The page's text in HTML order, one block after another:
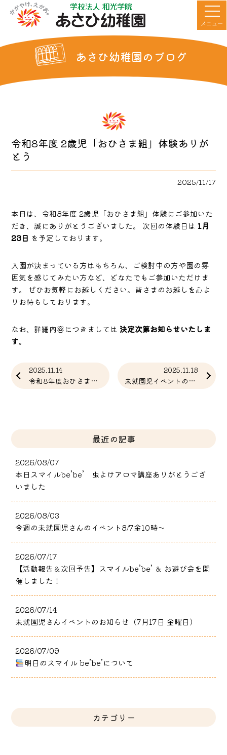
メニュー
あさひ幼稚園のブログ
令和8年度 2歳児「おひさま組」体験ありが
とう
2025/11/17
本日は、令和8年度 2歳児「おひさま組」体験にご参加いた
だき、誠にありがとうございました。 次回の体験日は1月
23日 を予定しております。
入園が決まっている方はもちろん、ご検討中の方や園の雰
囲気を感じてみたい方など、どなたでもご参加いただけま
す。 ぜひお気軽にお越しください。皆さまのお越しを心よ
りお待ちしております。
なお、詳細内容につきましては 決定次第お知らせいたしま
す。
2025.11.14
令和8年度おひさま組 体験教室のお知らせ
2025.11.18
未就園児イベントのお知らせ（11月21日・金曜日）
最近の記事
2026/08/07
本日スマイルbe’be’ 虫よけアロマ講座ありがとうござ
いました
2026/08/03
今週の未就園児さんのイベント8/7金10時～
2026/07/17
【活動報告＆次回予告】スマイルbe’be’ ＆ お遊び会を開
催しました！
2026/07/14
未就園児さんイベントのお知らせ（7月17日 金曜日）
2026/07/09
明日のスマイル be’be’について
カテゴリー